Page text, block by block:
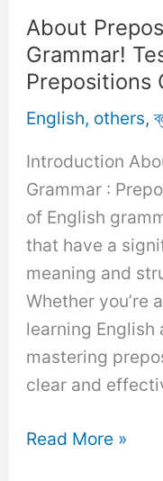
About
Grammar!
Prepositions
English, others,
Introduction
Grammar :
of English
that have a
meaning and
Whether you’re
learning English
mastering
clear and
About
Read More »